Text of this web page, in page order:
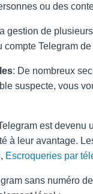
ou des
gestion de
compte Telegram
: De nombreux
suspecte, vous
est devenu
à leur avantage.
Escroqueries par
sans numéro